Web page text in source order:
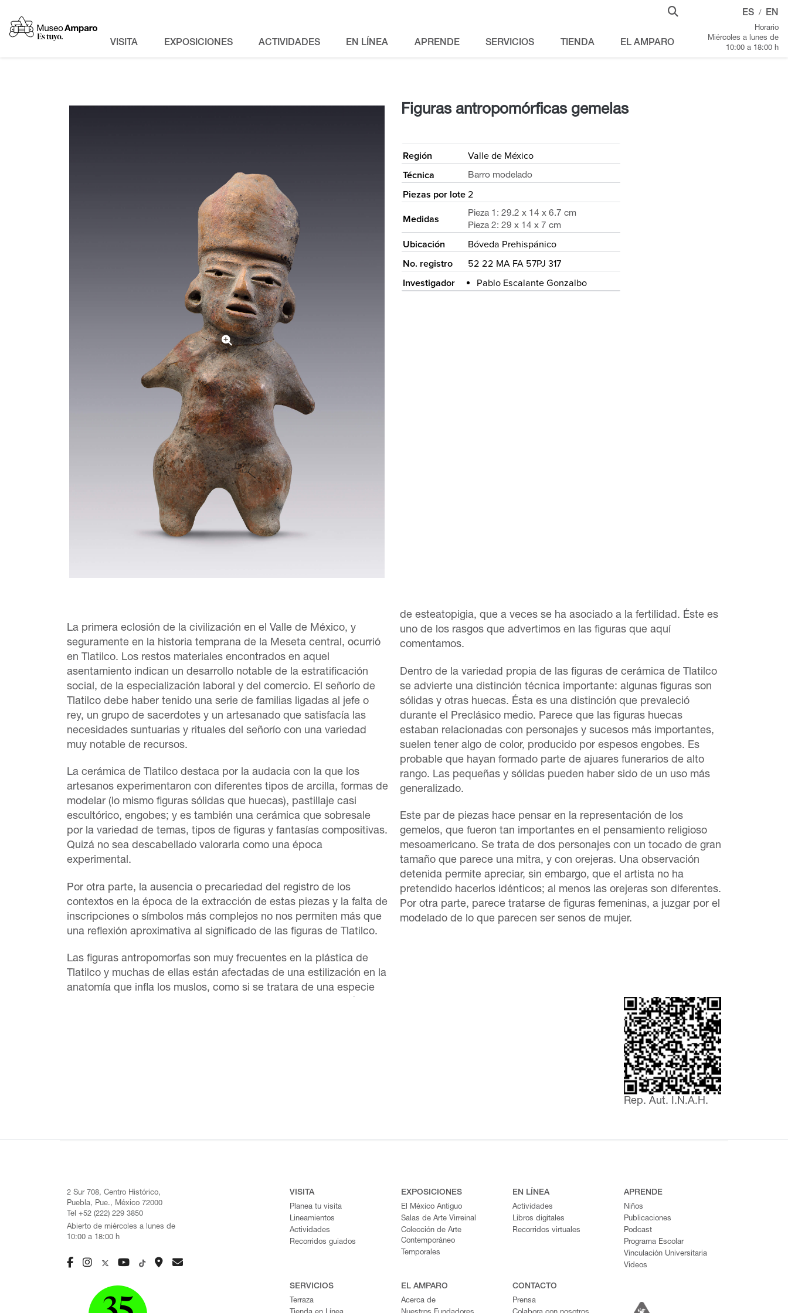
VISITA EXPOSICIONES ACTIVIDADES EN LÍNEA APRENDE SERVICIOS TIENDA EL AMPARO
ES / EN
Horario
Miércoles a lunes de
10:00 a 18:00 h
Figuras antropomórficas gemelas
Región
Valle de México
Técnica
Barro modelado
Piezas por lote 2
Medidas
Pieza 1: 29.2 x 14 x 6.7 cm
Pieza 2: 29 x 14 x 7 cm
Ubicación
Bóveda Prehispánico
No. registro
52 22 MA FA 57PJ 317
Investigador
Pablo Escalante Gonzalbo
La primera eclosión de la civilización en el Valle de México, y
seguramente en la historia temprana de la Meseta central, ocurrió
en Tlatilco. Los restos materiales encontrados en aquel
asentamiento indican un desarrollo notable de la estratificación
social, de la especialización laboral y del comercio. El señorío de
Tlatilco debe haber tenido una serie de familias ligadas al jefe o
rey, un grupo de sacerdotes y un artesanado que satisfacía las
necesidades suntuarias y rituales del señorío con una variedad
muy notable de recursos.
La cerámica de Tlatilco destaca por la audacia con la que los
artesanos experimentaron con diferentes tipos de arcilla, formas de
modelar (lo mismo figuras sólidas que huecas), pastillaje casi
escultórico, engobes; y es también una cerámica que sobresale
por la variedad de temas, tipos de figuras y fantasías compositivas.
Quizá no sea descabellado valorarla como una época
experimental.
Por otra parte, la ausencia o precariedad del registro de los
contextos en la época de la extracción de estas piezas y la falta de
inscripciones o símbolos más complejos no nos permiten más que
una reflexión aproximativa al significado de las figuras de Tlatilco.
Las figuras antropomorfas son muy frecuentes en la plástica de
Tlatilco y muchas de ellas están afectadas de una estilización en la
anatomía que infla los muslos, como si se tratara de una especie
de esteatopigia, que a veces se ha asociado a la fertilidad. Éste es
uno de los rasgos que advertimos en las figuras que aquí
comentamos.
Dentro de la variedad propia de las figuras de cerámica de Tlatilco
se advierte una distinción técnica importante: algunas figuras son
sólidas y otras huecas. Ésta es una distinción que prevaleció
durante el Preclásico medio. Parece que las figuras huecas
estaban relacionadas con personajes y sucesos más importantes,
suelen tener algo de color, producido por espesos engobes. Es
probable que hayan formado parte de ajuares funerarios de alto
rango. Las pequeñas y sólidas pueden haber sido de un uso más
generalizado.
Este par de piezas hace pensar en la representación de los
gemelos, que fueron tan importantes en el pensamiento religioso
mesoamericano. Se trata de dos personajes con un tocado de gran
tamaño que parece una mitra, y con orejeras. Una observación
detenida permite apreciar, sin embargo, que el artista no ha
pretendido hacerlos idénticos; al menos las orejeras son diferentes.
Por otra parte, parece tratarse de figuras femeninas, a juzgar por el
modelado de lo que parecen ser senos de mujer.
Rep. Aut. I.N.A.H.
2 Sur 708, Centro Histórico,
Puebla, Pue., México 72000
Tel +52 (222) 229 3850
Abierto de miércoles a lunes de
10:00 a 18:00 h
VISITA
Planea tu visita
Lineamientos
Actividades
Recorridos guiados
EXPOSICIONES
El México Antiguo
Salas de Arte Virreinal
Colección de Arte
Contemporáneo
Temporales
EN LÍNEA
Actividades
Libros digitales
Recorridos virtuales
APRENDE
Niños
Publicaciones
Podcast
Programa Escolar
Vinculación Universitaria
Videos
SERVICIOS
Terraza
EL AMPARO
Acerca de
CONTACTO
Prensa